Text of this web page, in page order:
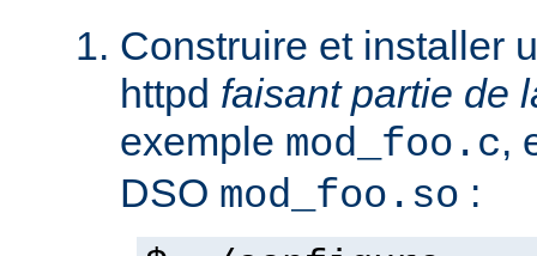
Construire et installer
httpd faisant partie de
exemple mod_foo.c,
DSO mod_foo.so :